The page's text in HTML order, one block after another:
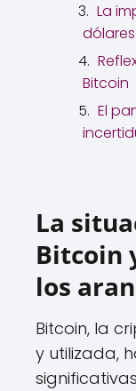
La
Bitcoin
El
La
Bitcoin
los
Bitcoin, la
y utilizada,